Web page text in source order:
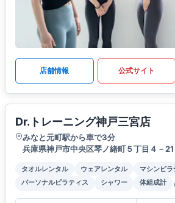
店舗情報 公式サイト
Dr.トレーニング神戸三宮店
みなと元町駅から車で3分
兵庫県神戸市中央区琴ノ緒町５丁目４－
タオルレンタル ウェアレンタル
マシンピラ
パーソナルピラティス
シャワー 体組成計